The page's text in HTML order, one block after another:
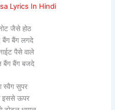
Lyrics In Hindi
जैसे होठ
बैंग बैंग लगदे
पैसे वाले
बैंग बैंग बजदे
स्वैग सुपर
इससे ऊपर